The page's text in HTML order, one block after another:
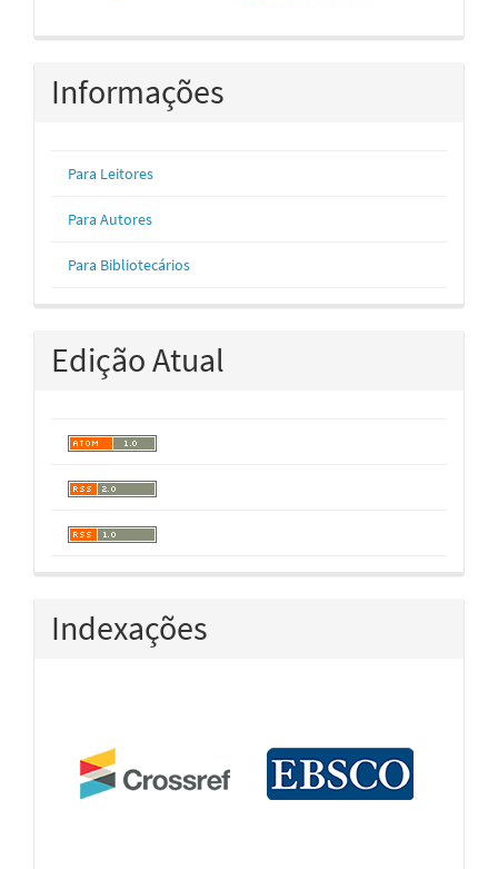
Informações
Para Leitores
Para Autores
Para Bibliotecários
Edição Atual
Indexações